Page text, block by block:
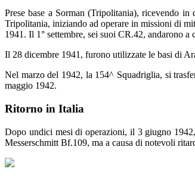
Prese base a Sorman (Tripolitania), ricevendo
Tripolitania, iniziando ad operare in missioni di
1941. Il 1° settembre, sei suoi CR.42, andarono
Il 28 dicembre 1941, furono utilizzate le basi di
Nel marzo del 1942, la 154^ Squadriglia, si
maggio 1942.
Ritorno in Italia
Dopo undici mesi di operazioni, il 3 giugno
Messerschmitt Bf.109, ma a causa di notevoli